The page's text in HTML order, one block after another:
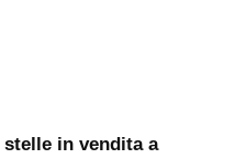
in vendita a